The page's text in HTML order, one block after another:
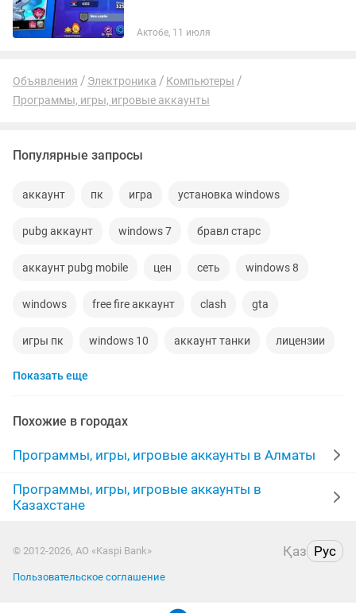
Актобе, 11 июля
Объявления Электроника
Компьютеры
Программы, игры, игровые аккаунты
Популярные запросы
аккаунт пк игра установка windows
pubg аккаунт windows 7 бравл старс
аккаунт pubg mobile цен сеть windows 8
windows free fire аккаунт clash gta
игры пк windows 10 аккаунт танки лицензии
танк аккаунт игры
microsoft аккаунты обучение курсы
kaspersky акаунт бравл старс акк
аккаунт бравл старс windows office
Показать еще
Похожие в городах
Программы, игры, игровые аккаунты в Алматы
Программы, игры, игровые аккаунты в
Казахстане
© 2012-2026, АО «Kaspi Bank» Қаз Рус
Пользовательское соглашение